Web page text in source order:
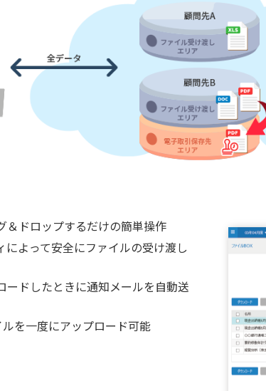
＆ドロップするだけの簡単操作
によって安全にファイルの受け渡し
ードしたときに通知メールを自動送
を一度にアップロード可能